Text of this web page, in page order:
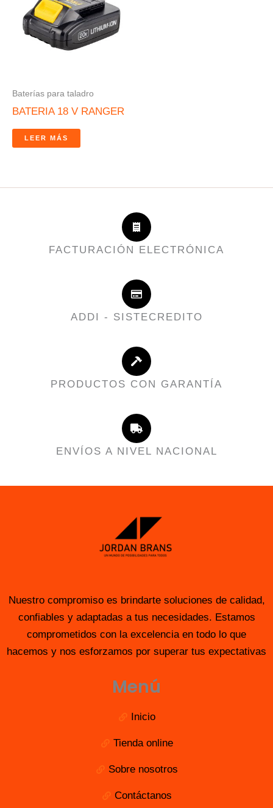
Baterías para taladro
BATERIA 18 V RANGER
LEER MÁS
FACTURACIÓN ELECTRÓNICA
ADDI - SISTECREDITO
PRODUCTOS CON GARANTÍA
ENVÍOS A NIVEL NACIONAL
Nuestro compromiso es brindarte soluciones de calidad,
confiables y adaptadas a tus necesidades. Estamos
comprometidos con la excelencia en todo lo que
hacemos y nos esforzamos por superar tus expectativas
Menú
Inicio
Tienda online
Sobre nosotros
Contáctanos